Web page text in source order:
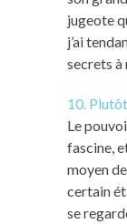
jugeote
j’ai
secrets à
10.
Le
fascine,
moyen
certain
se